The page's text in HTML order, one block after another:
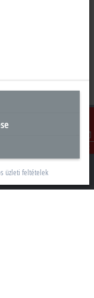
Kontakt
üzleti feltételek